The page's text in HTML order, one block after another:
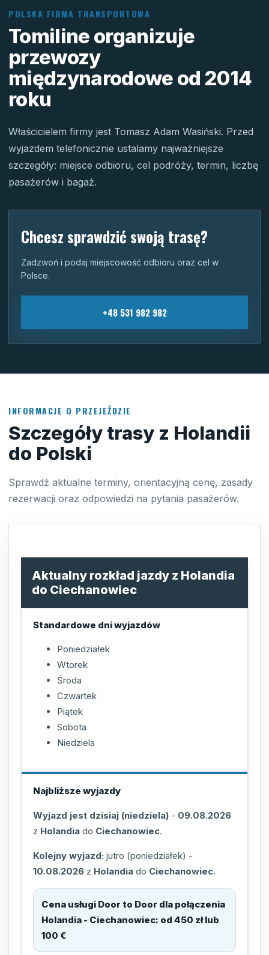
POLSKA FIRMA TRANSPORTOWA
Tomiline organizuje
przewozy
międzynarodowe od 2014
roku
Właścicielem firmy jest Tomasz Adam Wasiński. Przed
wyjazdem telefonicznie ustalamy najważniejsze
szczegóły: miejsce odbioru, cel podróży, termin, liczbę
pasażerów i bagaż.
Chcesz sprawdzić swoją trasę?
Zadzwoń i podaj miejscowość odbioru oraz cel w
Polsce.
+48 531 982 982
INFORMACJE O PRZEJEŹDZIE
Szczegóły trasy z Holandii
do Polski
Sprawdź aktualne terminy, orientacyjną cenę, zasady
rezerwacji oraz odpowiedzi na pytania pasażerów.
Aktualny rozkład jazdy z Holandia
do Ciechanowiec
Standardowe dni wyjazdów
Poniedziałek
Wtorek
Środa
Czwartek
Piątek
Sobota
Niedziela
Najbliższe wyjazdy
Wyjazd jest dzisiaj (niedziela) - 09.08.2026
z Holandia do Ciechanowiec.
Kolejny wyjazd: jutro (poniedziałek) -
10.08.2026 z Holandia do Ciechanowiec.
Cena usługi Door to Door dla połączenia
Holandia - Ciechanowiec: od 450 zł lub
100 €